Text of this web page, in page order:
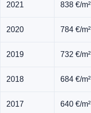
2021 838 €/m²
2020 784 €/m²
2019 732 €/m²
2018 684 €/m²
2017 640 €/m²